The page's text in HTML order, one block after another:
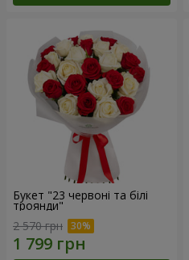
Букет "23 червоні та білі
троянди"
2 570 грн